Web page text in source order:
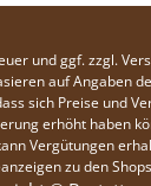
und ggf. zzgl.
auf Angaben
sich Preise und
erhöht haben
Vergütungen
zu den